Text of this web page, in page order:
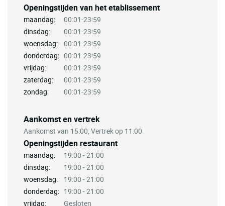
Openingstijden van het etablissement
maandag:
00:01-23:59
dinsdag:
00:01-23:59
woensdag:
00:01-23:59
donderdag: 00:01-23:59
vrijdag:
00:01-23:59
zaterdag:
00:01-23:59
zondag:
00:01-23:59
Aankomst en vertrek
Aankomst van 15:00, Vertrek op 11:00
Openingstijden restaurant
maandag:
19:00 - 21:00
dinsdag:
19:00 - 21:00
woensdag:
19:00 - 21:00
donderdag: 19:00 - 21:00
vrijdag:
Gesloten